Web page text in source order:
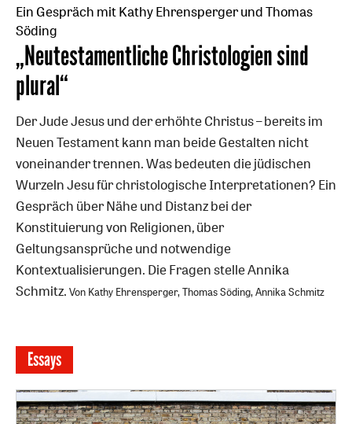
Ein Gespräch mit Kathy Ehrensperger und Thomas
Söding
:
„Neutestamentliche Christologien sind
plural“
Der Jude Jesus und der erhöhte Christus – bereits im
Neuen Testament kann man beide Gestalten nicht
voneinander trennen. Was bedeuten die jüdischen
Wurzeln Jesu für christologische Interpretationen? Ein
Gespräch über Nähe und Distanz bei der
Konstituierung von Religionen, über
Geltungsansprüche und notwendige
Kontextualisierungen. Die Fragen stelle Annika
Schmitz. Von Kathy Ehrensperger, Thomas Söding, Annika Schmitz
Essays